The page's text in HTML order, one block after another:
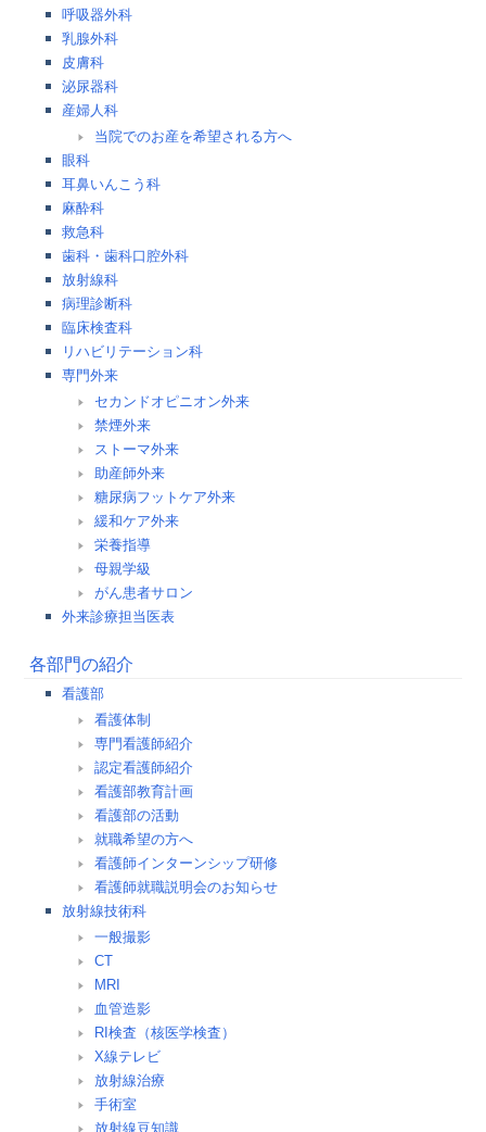
呼吸器外科
乳腺外科
皮膚科
泌尿器科
産婦人科
当院でのお産を希望される方へ
眼科
耳鼻いんこう科
麻酔科
救急科
歯科・歯科口腔外科
放射線科
病理診断科
臨床検査科
リハビリテーション科
専門外来
セカンドオピニオン外来
禁煙外来
ストーマ外来
助産師外来
糖尿病フットケア外来
緩和ケア外来
栄養指導
母親学級
がん患者サロン
外来診療担当医表
各部門の紹介
看護部
看護体制
専門看護師紹介
認定看護師紹介
看護部教育計画
看護部の活動
就職希望の方へ
看護師インターンシップ研修
看護師就職説明会のお知らせ
放射線技術科
一般撮影
CT
MRI
血管造影
RI検査（核医学検査）
X線テレビ
放射線治療
手術室
放射線豆知識